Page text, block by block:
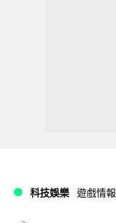
科技娛樂 遊戲情報